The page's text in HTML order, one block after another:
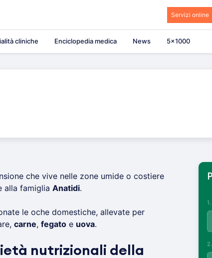
Servizi online
cliniche Enciclopedia medica News 5×1000
che vive nelle zone umide o costiere
alla famiglia Anatidi.
le oche domestiche, allevate per
carne, fegatoe uova.
nutrizionali della